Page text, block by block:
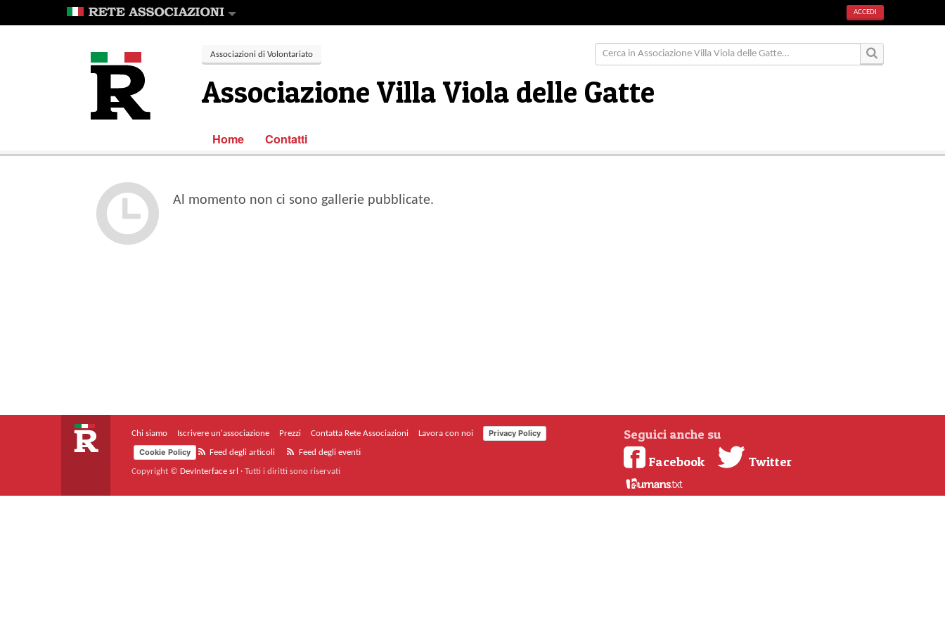
ACCEDI
Associazioni di Volontariato
Associazione Villa Viola delle Gatte
Home Contatti
Al momento non ci sono gallerie pubblicate.
Chi siamo Iscrivere un'associazione Prezzi Contatta Rete Associazioni Lavora con noi
Privacy Policy
Cookie Policy
Feed degli articoli Feed degli eventi
Copyright © DevInterface srl · Tutti i diritti sono riservati
Seguici anche su
Facebook
Twitter